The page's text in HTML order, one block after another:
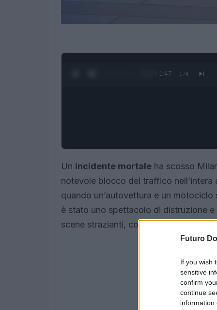
Futuro
If you wish
sensitive
confirm
continue
information
0:28 / 1:47 1 /4
Un incidente mortale ha scosso
notevole blocco del traffico
quando un’autovettura e un
è stato uno spettacolo di distruzione
scene strazianti, con i soccorsi